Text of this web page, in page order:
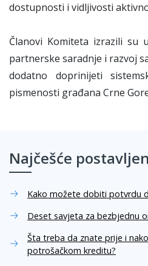
dostupnosti i vidljivosti
Članovi Komiteta izrazili su
partnerske saradnje i razvoj
dodatno doprinijeti
pismenosti građana Crne
Najčešće
Kako možete dobiti potvrdu
Deset savjeta za bezbjednu
Šta treba da znate prije i
potrošačkom kreditu?